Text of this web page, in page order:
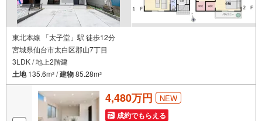
2.
＜経験豊富なスタッフ＞
当社では【購入】【売却】【引っ越し】【リフォーム】など住宅に関する
様々なご相談はもちろん、
ご購入時に気になる住宅ローンや各種税金についても、誠心誠意ご説明さ
せていただきます。
各店舗ではキッズスペースも完備！お子様連れのご家族皆様で、ぜひお越
しください。
営業時間:10:00～18:00（定休日:火・水曜日 ※店舗により変動あり）
現地のご案内も可能ですので、どうぞお気軽にお問い合わせください！
東北本線 「太子堂」駅 徒歩12分
宮城県仙台市太白区郡山7丁目
3LDK / 地上2階建
土地135.6m2 /建物85.28m2
4,480万円 NEW
成約でもらえる